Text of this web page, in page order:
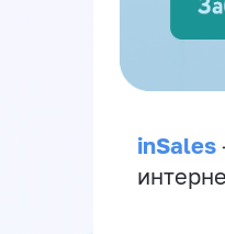
inSales